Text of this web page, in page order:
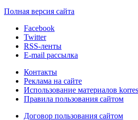
Полная версия сайта
Facebook
Twitter
RSS-ленты
E-mail рассылка
Контакты
Реклама на сайте
Использование материалов
Правила пользования сайтом
Договор пользования сайтом